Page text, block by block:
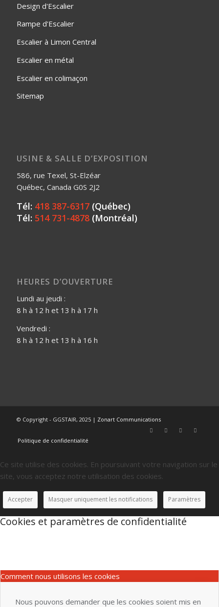
Design d'Escalier
Rampe d'Escalier
Escalier à Limon Central
Escalier en métal
Escalier en colimaçon
Sitemap
USINE & SALLE D’EXPOSITION
586, rue Texel, St-Elzéar
Québec, Canada G0S 2J2
Tél: 418 387-6317(Québec)
Tél: 514 731-4878(Montréal)
HEURES D’OUVERTURE
Lundi au jeudi :
8 h à 12 h et 13 h à 17 h
Vendredi :
8 h à 12 h et 13 h à 16 h
© Copyright - GGSTAIR, 2025 | Zonart Communications
Politique de confidentialité
Ce site utilise des cookies. En poursuivant votre navigation sur le
site, vous acceptez notre utilisation des cookies.
Accepter Masquer uniquement les notifications Paramètres
Cookies et paramètres de confidentialité
Comment nous utilisons les cookies
Nous pouvons demander que les cookies soient mis en